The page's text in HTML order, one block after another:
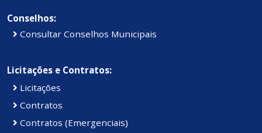
Conselhos:
Consultar Conselhos Municipais
Licitações e Contratos:
Licitações
Contratos
Contratos (Emergenciais)